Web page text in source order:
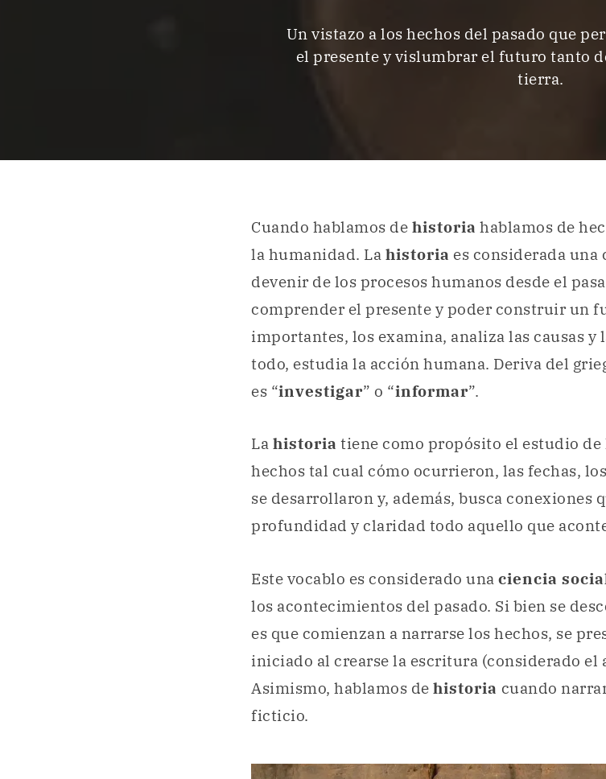
Un vistazo a los hechos del pasado que
el presente y vislumbrar el futuro tanto
tierra.
Cuando hablamos de historia hablamos de
la humanidad. La historia es considerada una
devenir de los procesos humanos desde el
comprender el presente y poder construir un
importantes, los examina, analiza las causas y
todo, estudia la acción humana. Deriva del
es “investigar” o “informar”.
La historia tiene como propósito el estudio
hechos tal cual cómo ocurrieron, las fechas,
se desarrollaron y, además, busca conexiones
profundidad y claridad todo aquello que
Este vocablo es considerado una ciencia
los acontecimientos del pasado. Si bien se
es que comienzan a narrarse los hechos, se
iniciado al crearse la escritura (considerado el
Asimismo, hablamos de historia cuando
ficticio.